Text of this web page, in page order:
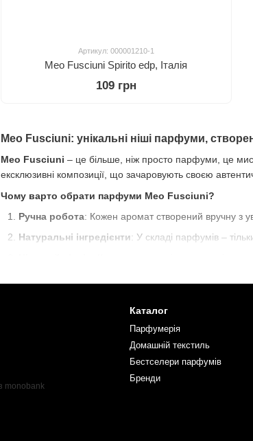
Meo Fusciuni: унікальні ніші парфуми,
Meo Fusciuni – це більше, ніж просто парфуми, це
ексклюзивні композиції, що зачаровують своєю
Чому варто обрати парфуми Meo Fusciuni?
Ручна робота: Кожен аромат створений вручну з
Натуральні інгредієнти: У складі парфумів –
Від теплих східних до свіжих цитрусових – оберіть
Артикул: 000001210-1
Meo Fusciuni Spirito edp, Італія
109 грн
Каталог
Парфумерія
Домашній текстиль
Бестселери парфумів
Бренди